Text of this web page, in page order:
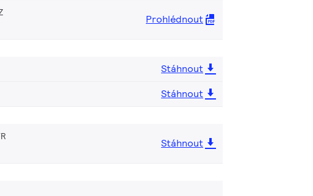
Prohlédnout
Stáhnout
Stáhnout
Stáhnout